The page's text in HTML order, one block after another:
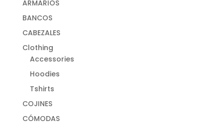
ARMARIOS
BANCOS
CABEZALES
Clothing
Accessories
Hoodies
Tshirts
COJINES
CÓMODAS